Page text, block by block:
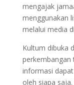
mengajak
menggunakan
melalui media
Kultum dibuka
perkembangan
informasi
oleh siapa